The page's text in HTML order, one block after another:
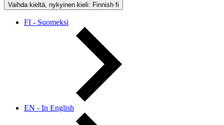
Vaihda kieltä, nykyinen kieli: Finnish fi
FI - Suomeksi
EN - In English